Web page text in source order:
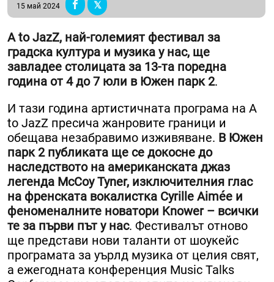
15 май 2024
A to JazZ, най-големият фестивал за
градска култура и музика у нас, ще
завладее столицата за 13-та поредна
година от 4 до 7 юли в Южен парк 2.
И тази година артистичната програма на A
to JazZ пресича жанровите граници и
обещава незабравимо изживяване. В Южен
парк 2 публиката ще се докосне до
наследството на американската джаз
легенда McCoy Tyner, изключителния глас
на френската вокалистка Cyrille Aimée и
феноменалните новатори Knower – всички
те за първи път у нас. Фестивалът отново
ще представи нови таланти от шоукейс
програмата за уърлд музика от целия свят,
а ежегодната конференция Music Talks